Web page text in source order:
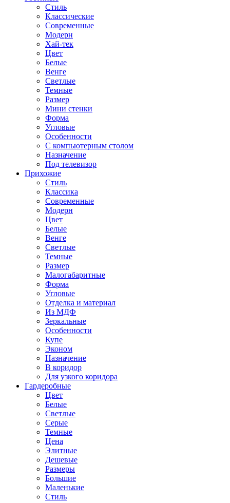
Стиль
Классические
Современные
Модерн
Хай-тек
Цвет
Белые
Венге
Светлые
Темные
Размер
Мини стенки
Форма
Угловые
Особенности
С компьютерным столом
Назначение
Под телевизор
Прихожие
Стиль
Классика
Современные
Модерн
Цвет
Белые
Венге
Светлые
Темные
Размер
Малогабаритные
Форма
Угловые
Отделка и материал
Из МДФ
Зеркальные
Особенности
Купе
Эконом
Назначение
В коридор
Для узкого коридора
Гардеробные
Цвет
Белые
Светлые
Серые
Темные
Цена
Элитные
Дешевые
Размеры
Большие
Маленькие
Стиль